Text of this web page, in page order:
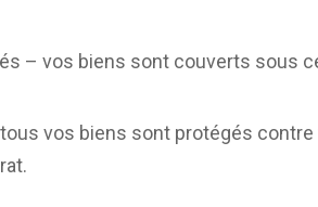
vos biens sont couverts sous
vos biens sont protégés contre